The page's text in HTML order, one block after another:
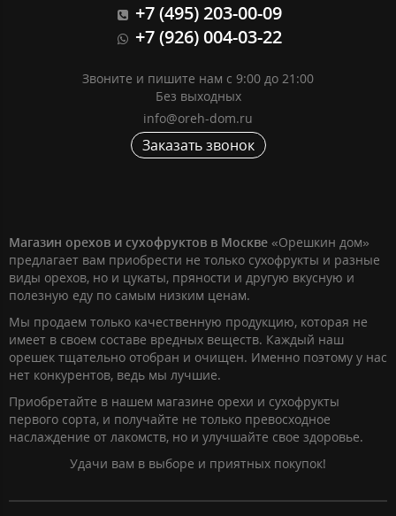
+7 (495) 203-00-09
+7 (926) 004-03-22
Звоните и пишите нам с 9:00 до 21:00
Без выходных
info@oreh-dom.ru
Заказать звонок
Магазин орехов и сухофруктов в Москве «Орешкин дом»
предлагает вам приобрести не только сухофрукты и разные
виды орехов, но и цукаты, пряности и другую вкусную и
полезную еду по самым низким ценам.
Мы продаем только качественную продукцию, которая не
имеет в своем составе вредных веществ. Каждый наш
орешек тщательно отобран и очищен. Именно поэтому у нас
нет конкурентов, ведь мы лучшие.
Приобретайте в нашем магазине орехи и сухофрукты
первого сорта, и получайте не только превосходное
наслаждение от лакомств, но и улучшайте свое здоровье.
Удачи вам в выборе и приятных покупок!